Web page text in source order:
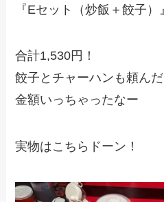
『Eセット（炒飯＋餃子）
合計1,530円！
餃子とチャーハンも頼ん
金額いっちゃったなー
実物はこちらドーン！